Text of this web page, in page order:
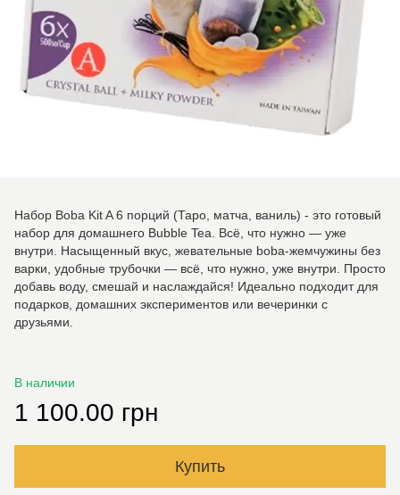
Набор Boba Kit A 6 порций (Таро, матча, ваниль) - это готовый
набор для домашнего Bubble Tea. Всё, что нужно — уже
внутри. Насыщенный вкус, жевательные boba-жемчужины без
варки, удобные трубочки — всё, что нужно, уже внутри. Просто
добавь воду, смешай и наслаждайся! Идеально подходит для
подарков, домашних экспериментов или вечеринки с
друзьями.
В наличии
1 100.00 грн
Купить